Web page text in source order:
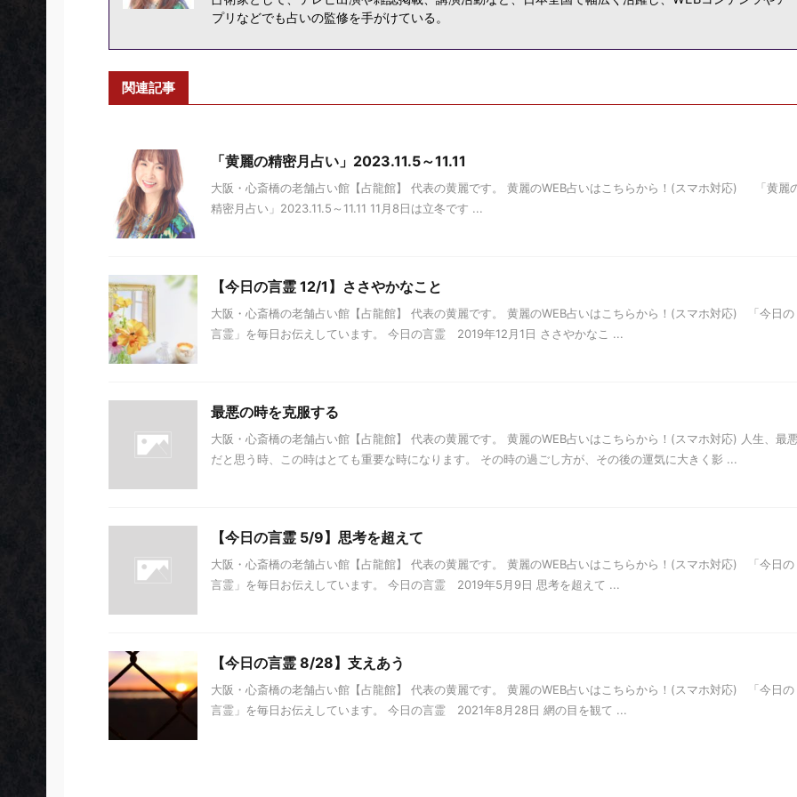
プリなどでも占いの監修を手がけている。
関連記事
「黄麗の精密月占い」2023.11.5～11.11
大阪・心斎橋の老舗占い館【占龍館】 代表の黄麗です。 黄麗のWEB占いはこちらから！(スマホ対応) 「黄麗
精密月占い」2023.11.5～11.11 11月8日は立冬です ...
【今日の言霊 12/1】ささやかなこと
大阪・心斎橋の老舗占い館【占龍館】 代表の黄麗です。 黄麗のWEB占いはこちらから！(スマホ対応) 「今日の
言霊」を毎日お伝えしています。 今日の言霊 2019年12月1日 ささやかなこ ...
最悪の時を克服する
大阪・心斎橋の老舗占い館【占龍館】 代表の黄麗です。 黄麗のWEB占いはこちらから！(スマホ対応) 人生、最
だと思う時、この時はとても重要な時になります。 その時の過ごし方が、その後の運気に大きく影 ...
【今日の言霊 5/9】思考を超えて
大阪・心斎橋の老舗占い館【占龍館】 代表の黄麗です。 黄麗のWEB占いはこちらから！(スマホ対応) 「今日の
言霊」を毎日お伝えしています。 今日の言霊 2019年5月9日 思考を超えて ...
【今日の言霊 8/28】支えあう
大阪・心斎橋の老舗占い館【占龍館】 代表の黄麗です。 黄麗のWEB占いはこちらから！(スマホ対応) 「今日の
言霊」を毎日お伝えしています。 今日の言霊 2021年8月28日 網の目を観て ...